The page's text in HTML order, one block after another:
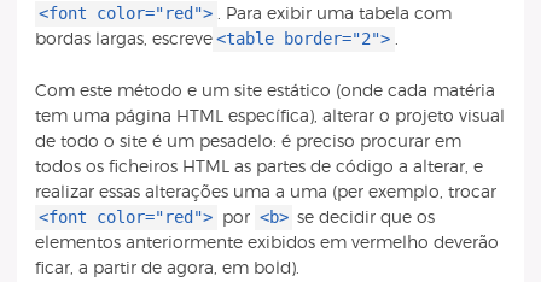
<font color="red"> . Para exibir uma tabela com
bordas largas, escreve <table border="2"> .
Com este método e um site estático (onde cada matéria
tem uma página HTML específica), alterar o projeto visual
de todo o site é um pesadelo: é preciso procurar em
todos os ficheiros HTML as partes de código a alterar, e
realizar essas alterações uma a uma (per exemplo, trocar
<font color="red"> por <b> se decidir que os
elementos anteriormente exibidos em vermelho deverão
ficar, a partir de agora, em bold).